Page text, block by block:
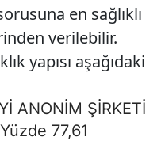
en sağlıklı
verilebilir.
yapısı aşağıdaki
ANONİM ŞİRKETİ
77,61